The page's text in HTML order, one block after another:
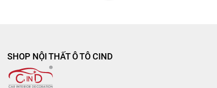
SHOP NỘI THẤT Ô TÔ CIND